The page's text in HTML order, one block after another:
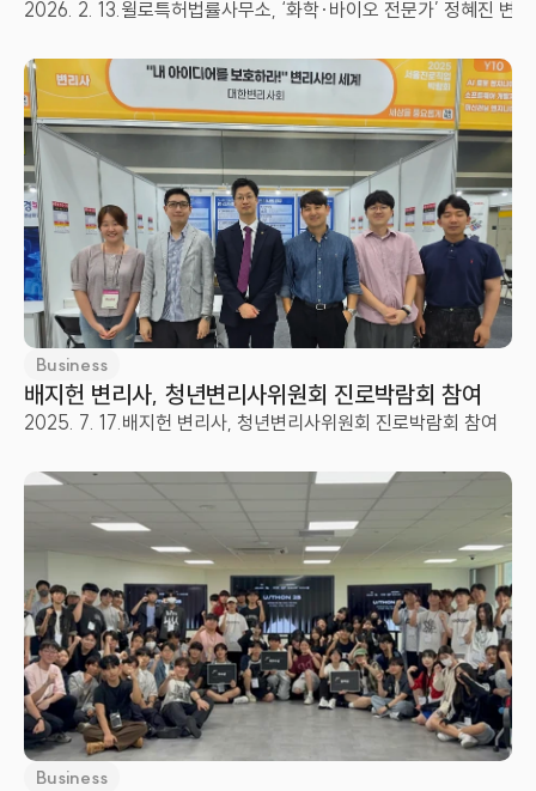
2026. 2. 13.윌로특허법률사무소, ‘화학·바이오 전문가’ 정혜진 변
Business
배지헌 변리사, 청년변리사위원회 진로박람회 참여
2025. 7. 17.배지헌 변리사, 청년변리사위원회 진로박람회 참여
Business